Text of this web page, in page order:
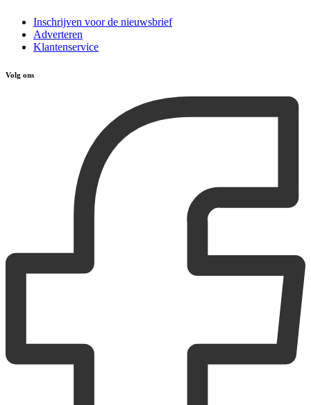
Inschrijven voor de nieuwsbrief
Adverteren
Klantenservice
Volg ons